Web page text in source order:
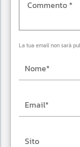
La tua email non sarà